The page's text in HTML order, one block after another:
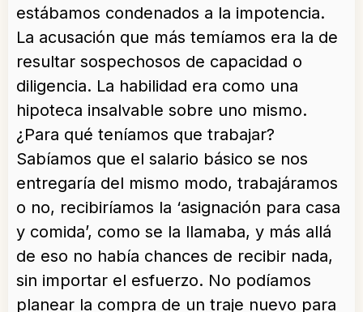
estábamos condenados a la impotencia.
La acusación que más temíamos era la de
resultar sospechosos de capacidad o
diligencia. La habilidad era como una
hipoteca insalvable sobre uno mismo.
¿Para qué teníamos que trabajar?
Sabíamos que el salario básico se nos
entregaría del mismo modo, trabajáramos
o no, recibiríamos la ‘asignación para casa
y comida’, como se la llamaba, y más allá
de eso no había chances de recibir nada,
sin importar el esfuerzo. No podíamos
planear la compra de un traje nuevo para